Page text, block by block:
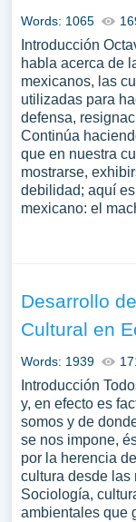
Words: 1065
Introducción
habla acerca de
mexicanos, las
utilizadas para
defensa,
Continúa
que en nuestra
mostrarse,
debilidad; aquí
mexicano: el
Desarrollo
Cultural en
Words: 1939
Introducción
y, en efecto es
somos y de
se nos impone,
por la herencia
cultura desde las
Sociología,
ambientales que